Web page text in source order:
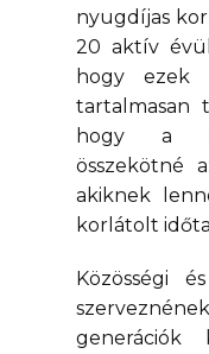
nyugdíjas
20 aktív
hogy ezek
tartalmasan
hogy a
összekötné
akiknek
korlátolt
Közösségi
generációk